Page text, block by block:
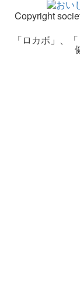
Copyright
「ロカボ」、